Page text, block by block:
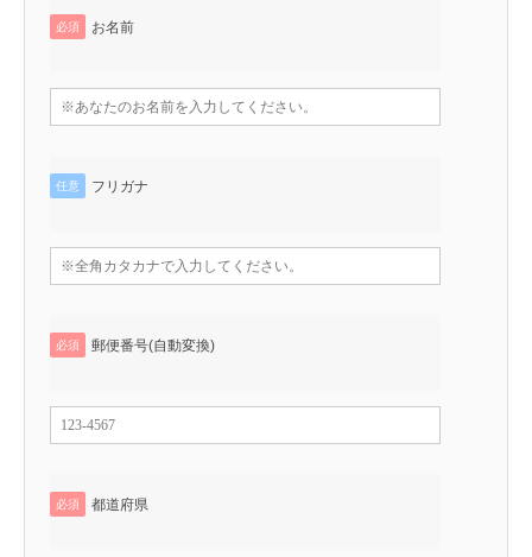
必須 お名前
任意 フリガナ
必須 郵便番号(自動変換)
必須 都道府県